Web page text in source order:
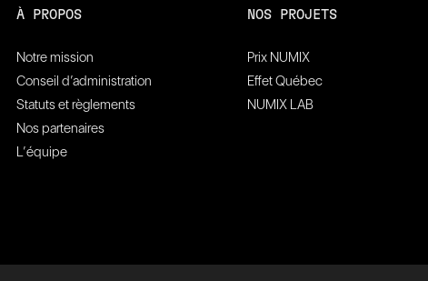
À PROPOS
Notre mission
Conseil d’administration
Statuts et règlements
Nos partenaires
L’équipe
NOS PROJETS
Prix NUMIX
Effet Québec
NUMIX LAB